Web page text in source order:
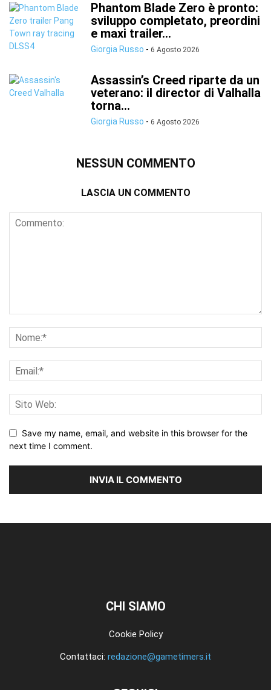
Phantom Blade Zero è pronto:
sviluppo completato, preordini
e maxi trailer...
Giorgia Russo - 6 Agosto 2026
Assassin’s Creed riparte da un
veterano: il director di Valhalla
torna...
Giorgia Russo - 6 Agosto 2026
NESSUN COMMENTO
LASCIA UN COMMENTO
Save my name, email, and website in this browser for the
next time I comment.
CHI SIAMO
Cookie Policy
Contattaci: redazione@gametimers.it